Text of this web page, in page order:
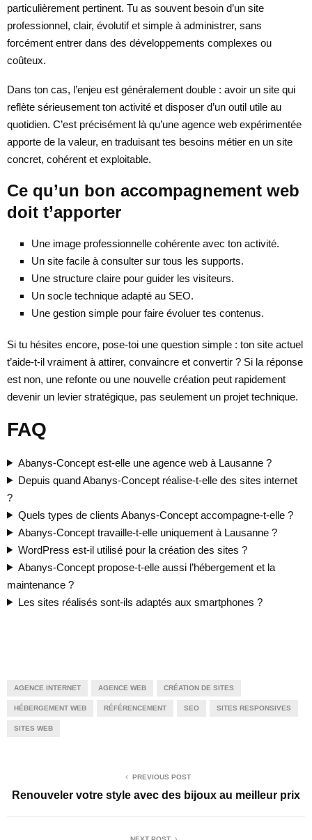
particulièrement pertinent. Tu as souvent besoin d’un site
professionnel, clair, évolutif et simple à administrer, sans
forcément entrer dans des développements complexes ou
coûteux.
Dans ton cas, l’enjeu est généralement double : avoir un site qui
reflète sérieusement ton activité et disposer d’un outil utile au
quotidien. C’est précisément là qu’une agence web expérimentée
apporte de la valeur, en traduisant tes besoins métier en un site
concret, cohérent et exploitable.
Ce qu’un bon accompagnement web
doit t’apporter
Une image professionnelle cohérente avec ton activité.
Un site facile à consulter sur tous les supports.
Une structure claire pour guider les visiteurs.
Un socle technique adapté au SEO.
Une gestion simple pour faire évoluer tes contenus.
Si tu hésites encore, pose-toi une question simple : ton site actuel
t’aide-t-il vraiment à attirer, convaincre et convertir ? Si la réponse
est non, une refonte ou une nouvelle création peut rapidement
devenir un levier stratégique, pas seulement un projet technique.
FAQ
Abanys-Concept est-elle une agence web à Lausanne ?
Depuis quand Abanys-Concept réalise-t-elle des sites internet
?
Quels types de clients Abanys-Concept accompagne-t-elle ?
Abanys-Concept travaille-t-elle uniquement à Lausanne ?
WordPress est-il utilisé pour la création des sites ?
Abanys-Concept propose-t-elle aussi l’hébergement et la
maintenance ?
Les sites réalisés sont-ils adaptés aux smartphones ?
AGENCE INTERNET AGENCE WEB CRÉATION DE SITES
HÉBERGEMENT WEB RÉFÉRENCEMENT SEO SITES RESPONSIVES
SITES WEB
PREVIOUS POST
Renouveler votre style avec des bijoux au meilleur prix